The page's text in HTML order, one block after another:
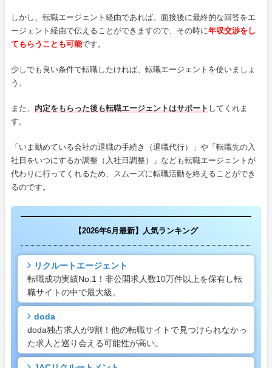
しかし、転職エージェント経由であれば、面接後に最終的な回答をエ
ージェント経由で伝えることができますので、その時に年収交渉をし
てもらうことも可能です。
少しでも良い条件で転職したければ、転職エージェントを使いましょ
う。
また、 内定をもらった後も転職エージェントはサポート してくれま
す。
「いま勤めている会社の退職の手続き（退職代行）」や「転職先の入
社日をいつにするか調整（入社日調整）」なども転職エージェントが
代わりに行ってくれるため、スムーズに転職活動を終えることができ
るのです。
【2026年6月最新】人気ランキング
リクルートエージェント
転職成功実績No.1！非公開求人数10万件以上を保有し転
職サイトの中で最大級。
doda
doda独占求人が9割！他の転職サイトで見つけられなかっ
た求人と巡り会える可能性が高い。